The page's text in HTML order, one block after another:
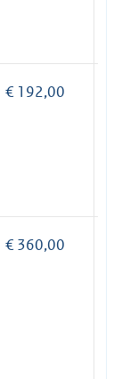
€ 192,00
€ 360,00